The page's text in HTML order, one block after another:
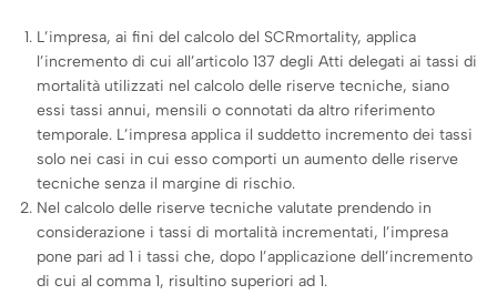
L’impresa, ai fini del calcolo del SCRmortality, applica
l’incremento di cui all’articolo 137 degli Atti delegati ai tassi di
mortalità utilizzati nel calcolo delle riserve tecniche, siano
essi tassi annui, mensili o connotati da altro riferimento
temporale. L’impresa applica il suddetto incremento dei tassi
solo nei casi in cui esso comporti un aumento delle riserve
tecniche senza il margine di rischio.
Nel calcolo delle riserve tecniche valutate prendendo in
considerazione i tassi di mortalità incrementati, l’impresa
pone pari ad 1 i tassi che, dopo l’applicazione dell’incremento
di cui al comma 1, risultino superiori ad 1.